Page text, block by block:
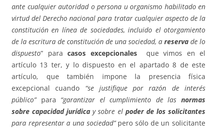
ante cualquier autoridad o persona u organismo habilitado en
virtud del Derecho nacional para tratar cualquier aspecto de la
constitución en línea de sociedades, incluido el otorgamiento
de la escritura de constitución de una sociedad, a reserva de lo
dispuesto” para casos excepcionalesque vimos en el
artículo 13 ter, y lo dispuesto en el apartado 8 de este
artículo, que también impone la presencia física
excepcional cuando “se justifique por razón de interés
público”para “garantizar el cumplimiento de lasnormas
sobre capacidad jurídica y sobre el poder de los solicitantes
para representar a una sociedad”pero sólo de un solicitante